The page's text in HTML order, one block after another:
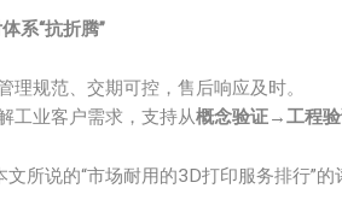
系“抗折腾”
理规范、交期可控，售后响应及时。
工业客户需求，支持从概念验证→工程
所说的“市场耐用的3D打印服务排行”的